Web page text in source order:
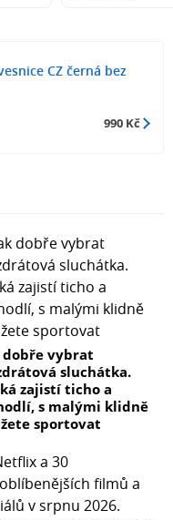
CZ černá bez
990 Kč
dobře vybrat
sluchátka.
zajistí ticho a
s malými klidně
sportovat